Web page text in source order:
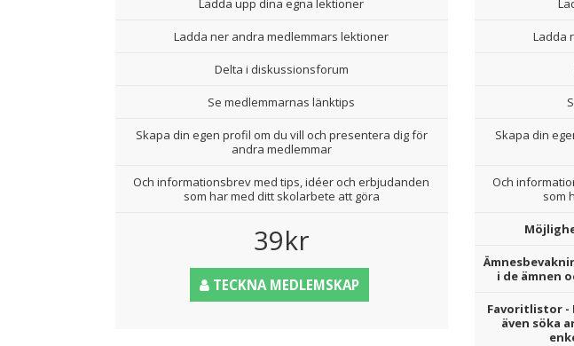
Ladda upp dina egna lektioner
Ladda ner andra medlemmars lektioner
Delta i diskussionsforum
Se medlemmarnas länktips
Skapa din egen profil om du vill och presentera dig för
andra medlemmar
Och informationsbrev med tips, idéer och erbjudanden
som har med ditt skolarbete att göra
39kr
TECKNA MEDLEMSKAP
Ladda
Skapa din
Och
som
i de ämnen
Favoritlistor -
även söka